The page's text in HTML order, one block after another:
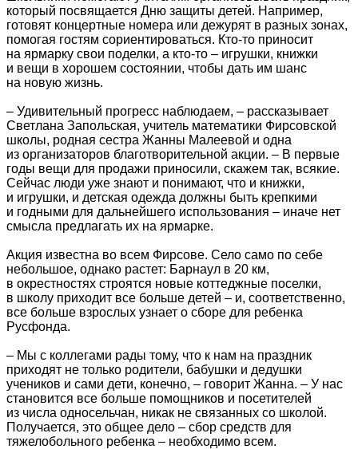
который посвящается Дню защиты детей. Например,
готовят концертные номера или дежурят в разных зонах,
помогая гостям сориентироваться. Кто-то приносит
на ярмарку свои поделки, а кто-то – игрушки, книжки
и вещи в хорошем состоянии, чтобы дать им шанс
на новую жизнь.
– Удивительный прогресс наблюдаем, – рассказывает
Светлана Запольская, учитель математики Фирсовской
школы, родная сестра Жанны Малеевой и одна
из организаторов благотворительной акции. – В первые
годы вещи для продажи приносили, скажем так, всякие.
Сейчас люди уже знают и понимают, что и книжки,
и игрушки, и детская одежда должны быть крепкими
и годными для дальнейшего использования – иначе нет
смысла предлагать их на ярмарке.
Акция известна во всем Фирсове. Село само по себе
небольшое, однако растет: Барнаул в 20 км,
в окрестностях строятся новые коттеджные поселки,
в школу приходит все больше детей – и, соответственно,
все больше взрослых узнает о сборе для ребенка
Русфонда.
– Мы с коллегами рады тому, что к нам на праздник
приходят не только родители, бабушки и дедушки
учеников и сами дети, конечно, – говорит Жанна. – У нас
становится все больше помощников и посетителей
из числа односельчан, никак не связанных со школой.
Получается, это общее дело – сбор средств для
тяжелобольного ребенка – необходимо всем.